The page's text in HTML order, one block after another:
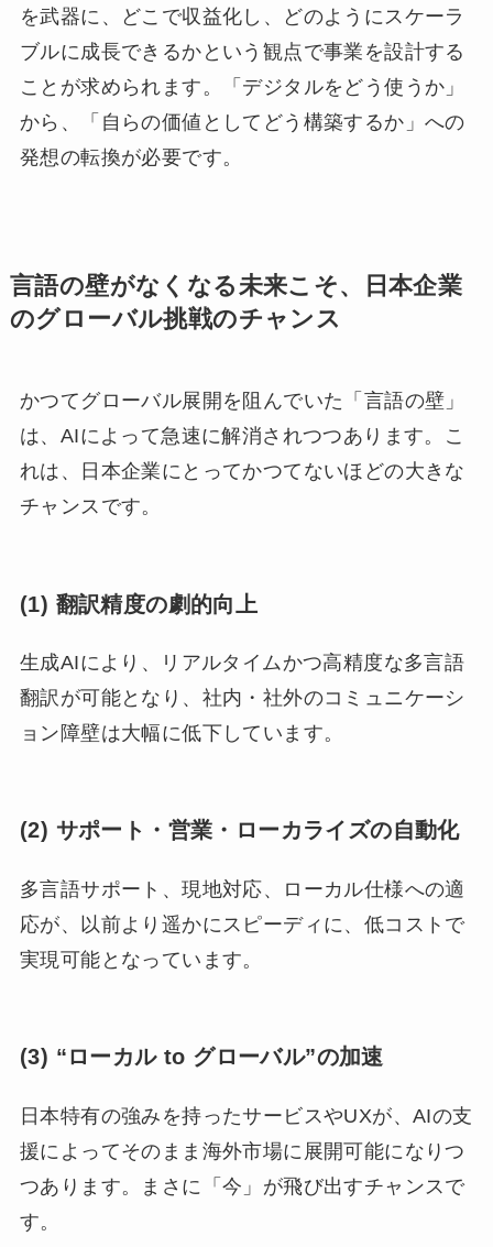
を武器に、どこで収益化し、どのようにスケーラ
ブルに成長できるかという観点で事業を設計する
ことが求められます。「デジタルをどう使うか」
から、「自らの価値としてどう構築するか」への
発想の転換が必要です。
言語の壁がなくなる未来こそ、日本企業
のグローバル挑戦のチャンス
かつてグローバル展開を阻んでいた「言語の壁」
は、AIによって急速に解消されつつあります。こ
れは、日本企業にとってかつてないほどの大きな
チャンスです。
(1) 翻訳精度の劇的向上
生成AIにより、リアルタイムかつ高精度な多言語
翻訳が可能となり、社内・社外のコミュニケーシ
ョン障壁は大幅に低下しています。
(2) サポート・営業・ローカライズの自動化
多言語サポート、現地対応、ローカル仕様への適
応が、以前より遥かにスピーディに、低コストで
実現可能となっています。
(3) “ローカル to グローバル”の加速
日本特有の強みを持ったサービスやUXが、AIの支
援によってそのまま海外市場に展開可能になりつ
つあります。まさに「今」が飛び出すチャンスで
す。